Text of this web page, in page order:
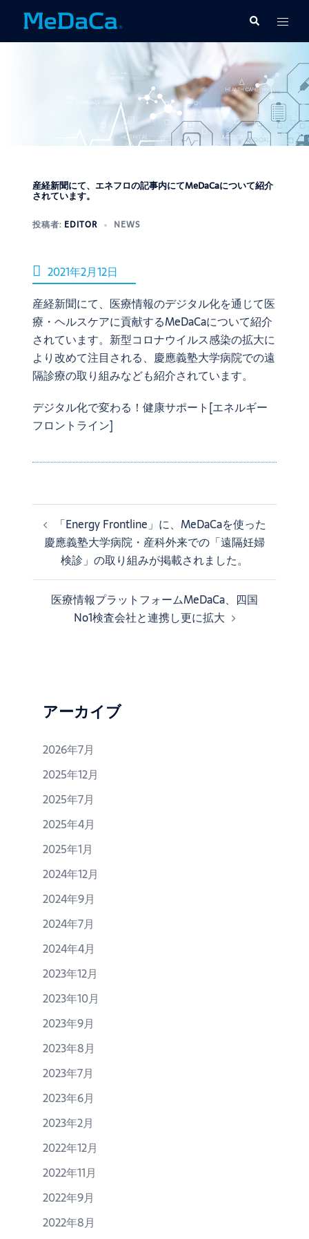
テ
検
索
ト
グ
メ
ニ
ュ
ー
産経新聞にて、エネフロの記事内にてMeDaCaについて紹介
されています。
投稿者: EDITOR NEWS
2021年2月12日
産経新聞にて、医療情報のデジタル化を通じて医
療・ヘルスケアに貢献するMeDaCaについて紹介
されています。新型コロナウイルス感染の拡大に
より改めて注目される、 慶應義塾大学病院での遠
隔診療の取り組みなども紹介されています。
デジタル化で変わる！健康サポート[エネルギー
フロントライン]
投
稿
ビ
「Energy Frontline」に、MeDaCaを使った
慶應義塾大学病院・産科外来での「遠隔妊婦
検診」の取り組みが掲載されました。
医療情報プラットフォームMeDaCa、四国
No1検査会社と連携し更に拡大
アーカイブ
2026年7月
2025年12月
2025年7月
2025年4月
2025年1月
2024年12月
2024年9月
2024年7月
2024年4月
2023年12月
2023年10月
2023年9月
2023年8月
2023年7月
2023年6月
2023年2月
2022年12月
2022年11月
2022年9月
2022年8月